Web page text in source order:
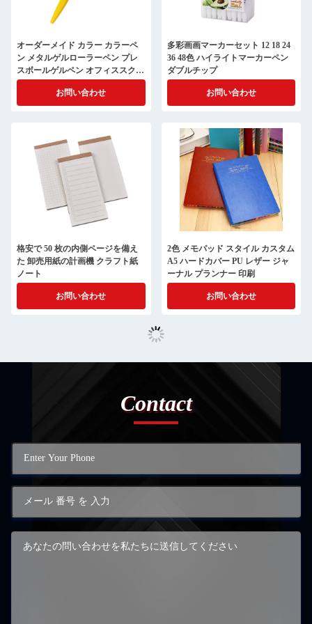
オーダーメイド カラー カラーペ
ン メタルゲルローラーペン プレ
スボールゲルペン オフィススクー
ル用
お問い合わせ
多彩画画マーカーセット 12 18 24
36 48色 ハイライトマーカーペン
ダブルチップ
お問い合わせ
格安で 50 枚の内側ページを備え
た 卸売用紙の計画機 クラフト紙
ノート
お問い合わせ
2色 メモパッド スタイル カスタム
A5 ハードカバー PU レザー ジャ
ーナル プランナー 印刷
お問い合わせ
Contact